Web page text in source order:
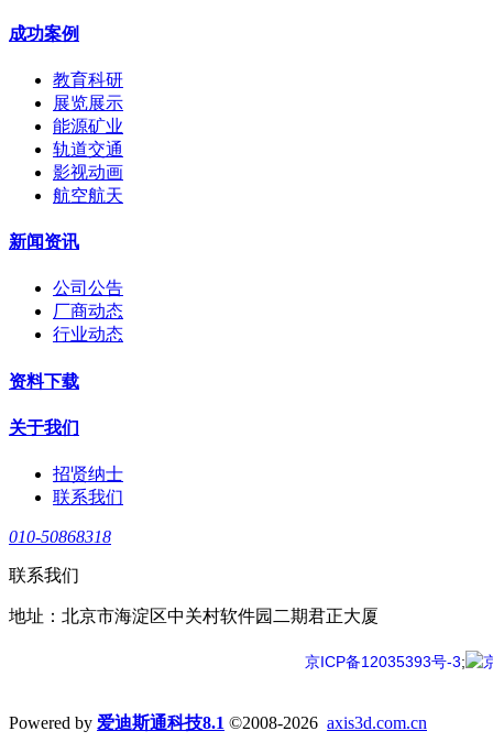
成功案例
教育科研
展览展示
能源矿业
轨道交通
影视动画
航空航天
新闻资讯
公司公告
厂商动态
行业动态
资料下载
关于我们
招贤纳士
联系我们
010-50868318
联系我们
地址：北京市海淀区中关村软件园二期君正大厦
京ICP备12035393号-3;
Powered by 爱迪斯通科技8.1 ©2008-2026 axis3d.com.cn